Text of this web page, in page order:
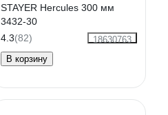
STAYER Hercules 300 мм
3432-30
4.3(82)
18630763
В корзину